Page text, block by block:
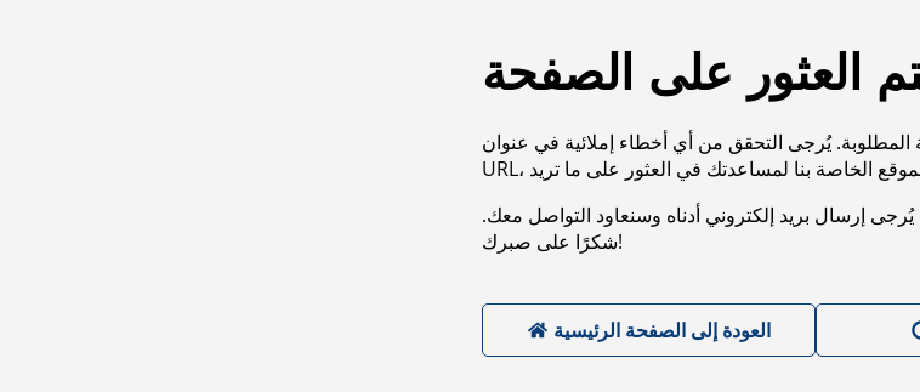
العثور على الصفحة
المطلوبة. يُرجى التحقق من أي أخطاء إملائية في عنوان
إرسال بريد إلكتروني أدناه وسنعاود التواصل معك.
شكرًا على صبرك!
العودة إلى الصفحة الرئيسية